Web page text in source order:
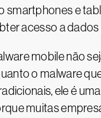
smartphones e
acesso a dados
mobile não
o malware
ele é
muitas